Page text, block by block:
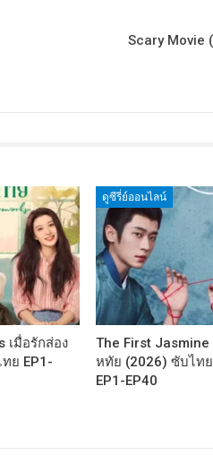
Scary Movie
เมื่อรักส่อง
ย EP1-
ดูซีรี่ย์ออนไลน์
The First Jasmine
หทัย (2026) ซับไท
EP1-EP40